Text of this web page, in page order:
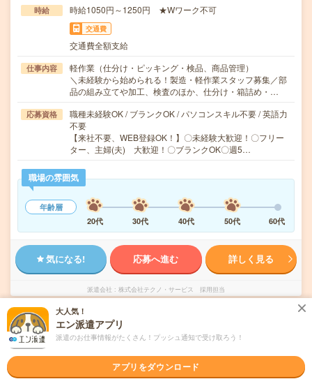
時給 時給1050円～1250円 ★Wワーク不可
交通費
交通費全額支給
仕事内容
軽作業（仕分け・ピッキング・検品、商品管理）
＼未経験から始められる！製造・軽作業スタッフ募集／部
品の組み立てや加工、検査のほか、仕分け・箱詰め・…
応募資格
職種未経験OK / ブランクOK / パソコンスキル不要 / 英語力
不要
【来社不要、WEB登録OK！】〇未経験大歓迎！〇フリー
ター、主婦(夫) 大歓迎！〇ブランクOK〇週5…
職場の雰囲気
年齢層
20代
30代 40代 50代 60代
気になる! 応募へ進む 詳しく見る
派遣会社 株式会社テクノ・サービス 採用担当
未読 掲載日 2026/08/07
お菓子の箱詰めなど、体に負担ナシ＆かんた
ん軽作業がたくさん！
大人気！
エン派遣アプリ
派遣のお仕事情報がたくさん！プッシュ通知で受け取ろう！
アプリをダウンロード